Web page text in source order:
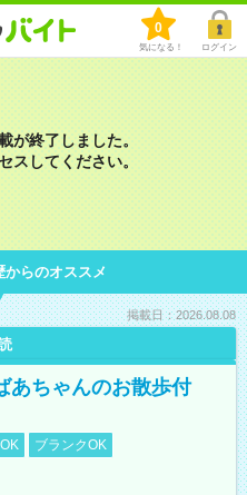
0
気になる！ ログイン
が終了しました。
スしてください。
らのオススメ
掲載日：2026.08.08
あちゃんのお散歩付
ブランクOK